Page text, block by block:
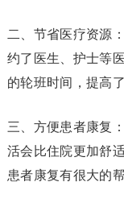
二、节省医疗资源
约了医生、护士等
的轮班时间，提高
三、方便患者康复
活会比住院更加舒
患者康复有很大的帮